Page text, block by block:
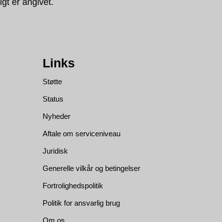
Links
Støtte
Status
Nyheder
Aftale om serviceniveau
Juridisk
Generelle vilkår og betingelser
Fortrolighedspolitik
Politik for ansvarlig brug
Om os